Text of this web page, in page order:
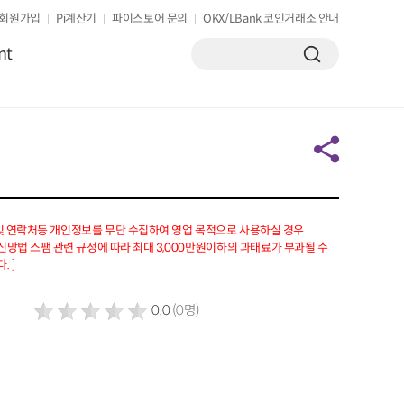
회원가입 Pi계산기 파이스토어 문의 OKX/LBank 코인거래소 안내
연락처등 개인정보를 무단 수집하여 영업 목적으로 사용하실 경우
망법 스팸 관련 규정에 따라 최대 3,000만원이하의 과태료가 부과될 수
. ]
0.0 (0명)